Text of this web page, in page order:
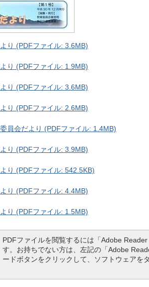
り (PDFファイル: 3.6MB)
り (PDFファイル: 1.9MB)
り (PDFファイル: 3.6MB)
り (PDFファイル: 2.6MB)
員会だより (PDFファイル: 1.4MB)
り (PDFファイル: 3.9MB)
り (PDFファイル: 542.5KB)
り (PDFファイル: 4.4MB)
り (PDFファイル: 1.5MB)
PDFファイルを閲覧するには「Adobe
す。お持ちでない方は、左記の「Adobe
ードボタンをクリックして、ソフトウェアを